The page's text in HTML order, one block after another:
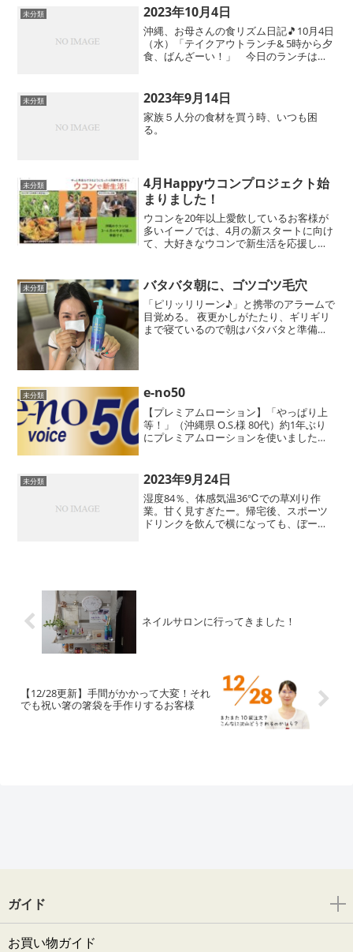
未分類 2023年10月4日
沖縄、お母さんの食リズム日記🎵10月4日
（水）「テイクアウトランチ& 5時から夕
食、ばんざーい！」 今日のランチは、
め、参加人数分を那覇市牧志の一銀通り
沿いにあるメキ...
未分類 2023年9月14日
家族５人分の食材を買う時、いつも困
る。
未分類
4月Happyウコンプロジェクト始
まりました！
ウコンを20年以上愛飲しているお客様が
多いイーノでは、4月の新スタートに向け
て、大好きなウコンで新生活を応援した
きるようになり、新年度で忙しく周りも
動き出す時期にこそ、...
未分類 バタバタ朝に、ゴツゴツ毛穴
「ピリッリリーン♪」と携帯のアラームで
目覚める。 夜更かしがたたり、ギリギリ
まで寝ているので朝はバタバタと準備。
未分類 e-no50
【プレミアムローション】「やっぱり上
等！」（沖縄県 O.S.様 80代）約1年ぶり
にプレミアムローションを使いました
レミアムローションは上等ですね。「短
期間で実感！」（...
未分類 2023年9月24日
湿度84％、体感気温36℃での草刈り作
業。甘く見すぎたー。帰宅後、スポーツ
ドリンクを飲んで横になっても、ぼーっ
ネイルサロンに行ってきました！
【12/28更新】手間がかかって大変！それ
でも祝い箸の箸袋を手作りするお客様
ガイド
お買い物ガイド